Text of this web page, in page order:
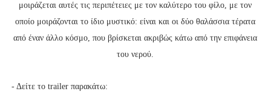
μοιράζεται αυτές τις περιπέτειες με τον καλύτερο του φίλο, με τον
οποίο μοιράζονται το ίδιο μυστικό: είναι και οι δύο θαλάσσια τέρατα
από έναν άλλο κόσμο, που βρίσκεται ακριβώς κάτω από την επιφάνεια
του νερού.
- Δείτε το trailer παρακάτω: